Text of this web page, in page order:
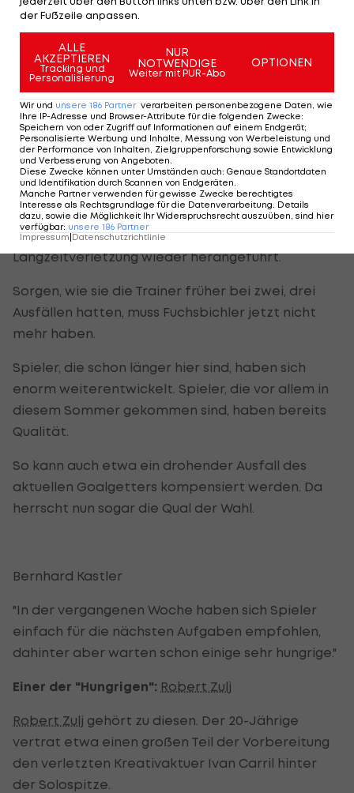
Chance. Weniger erfahrene Spieler wie Markus
Grössinger oder Julian Baumgartner haben
zudem das Zeug dazu, auf diesem Level zu spielen.
Andere Beispiele aus der jüngeren Vergangenheit
haben das gezeigt.
Dazu werden rekonvaleszente Spieler wie Markus
Hammerer oder Max Karner (bei dem sich der
Herbst allerdings nicht mehr ausgehen wird)
sowie ein weiterer Verteidiger, den Manager
Stefan Reiter aktuell noch sucht, kommen.
NeuzugangGernot Traunerwird nach
Langzeitverletzung wieder herangeführt.
Sorgen, wie sie die Trainer früher bei zwei, drei
Ausfällen hatten, muss Fuchsbichler jetzt nicht
mehr haben.
Spieler, die schon länger hier sind, haben sich
enorm weiterentwickelt. Spieler, die vor allem in
diesem Sommer gekommen sind, haben bereits
Qualität.
So kann auch etwa ein drohender Ausfall des
aktuellen Goalgetters kompensiert werden. Da
herrscht nun sogar die Qual der Wahl.
Bernhard Kastler
"In der vergangenen Woche haben sich Spieler
einfach für die nächsten Aufgaben empfohlen,
dahinter aber warten schon einige sehr hungrige."
Einer der "Hungrigen": Robert Zulj
Robert Zulj gehört zu diesen. Der 20-Jährige
vertrat etwa einen großen Teil der Vorbereitung
den verletzten Kreativaktuer Ivan Carril hinter
der Solospitze.
der Fußzeile anpassen.
ALLE
AKZEPTIEREN
Tracking und
Personalisierung
NUR
NOTWENDIGE
Weiter mit PUR-Abo
OPTIONEN
Wir und unsere 186 Partner verarbeiten personenbezogene Daten, wie
Ihre IP-Adresse und Browser-Attribute für die folgenden Zwecke:
Speichern von oder Zugriff auf Informationen auf einem Endgerät;
Personalisierte Werbung und Inhalte, Messung von Werbeleistung und
der Performance von Inhalten, Zielgruppenforschung sowie Entwicklung
und Verbesserung von Angeboten.
Diese Zwecke können unter Umständen auch: Genaue Standortdaten
und Identifikation durch Scannen von Endgeräten.
Manche Partner verwenden für gewisse Zwecke berechtigtes
Interesse als Rechtsgrundlage für die Datenverarbeitung. Details
dazu, sowie die Möglichkeit Ihr Widerspruchsrecht auszuüben, sind hier
verfügbar: unsere 186 Partner
Impressum Datenschutzrichtlinie